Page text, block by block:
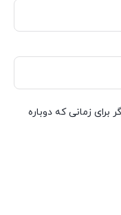
برای زمانی که دوباره